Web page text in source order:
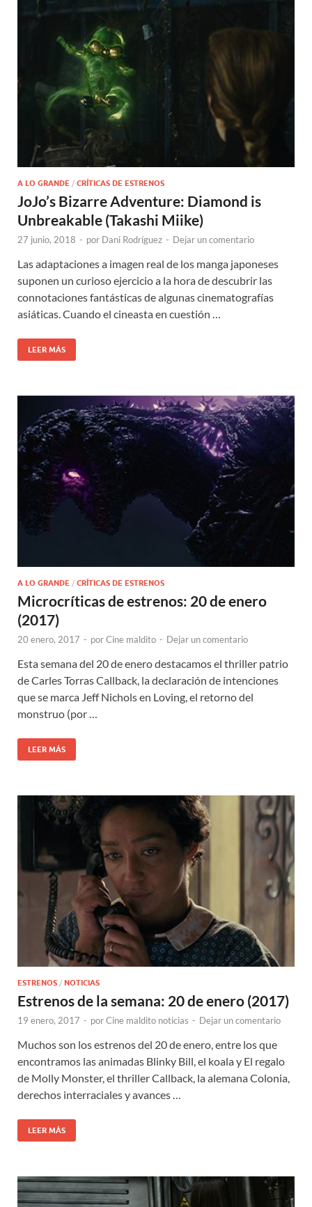
A LO GRANDE / CRÍTICAS DE ESTRENOS
JoJo’s Bizarre Adventure: Diamond is
Unbreakable (Takashi Miike)
27 junio, 2018 - por Dani Rodríguez - Dejar un comentario
Las adaptaciones a imagen real de los manga japoneses
suponen un curioso ejercicio a la hora de descubrir las
connotaciones fantásticas de algunas cinematografías
asiáticas. Cuando el cineasta en cuestión …
LEER MÁS
A LO GRANDE / CRÍTICAS DE ESTRENOS
Microcríticas de estrenos: 20 de enero
(2017)
20 enero, 2017 - porCine maldito - Dejar un comentario
Esta semana del 20 de enero destacamos el thriller patrio
de Carles Torras Callback, la declaración de intenciones
que se marca Jeff Nichols en Loving, el retorno del
monstruo (por …
LEER MÁS
ESTRENOS / NOTICIAS
Estrenos de la semana: 20 de enero (2017)
19 enero, 2017 - porCine maldito noticias - Dejar un comentario
Muchos son los estrenos del 20 de enero, entre los que
encontramos las animadas Blinky Bill, el koala y El regalo
de Molly Monster, el thriller Callback, la alemana Colonia,
derechos interraciales y avances …
LEER MÁS